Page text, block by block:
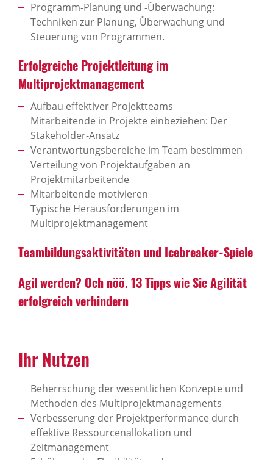
Programm-Planung und -Überwachung:
Techniken zur Planung, Überwachung und
Steuerung von Programmen.
Erfolgreiche Projektleitung im
Multiprojektmanagement
Aufbau effektiver Projektteams
Mitarbeitende in Projekte einbeziehen: Der
Stakeholder-Ansatz
Verantwortungsbereiche im Team bestimmen
Verteilung von Projektaufgaben an
Projektmitarbeitende
Mitarbeitende motivieren
Typische Herausforderungen im
Multiprojektmanagement
Teambildungsaktivitäten und Icebreaker-Spiele
Agil werden? Och nöö. 13 Tipps wie Sie Agilität
erfolgreich verhindern
Ihr Nutzen
Beherrschung der wesentlichen Konzepte und
Methoden des Multiprojektmanagements
Verbesserung der Projektperformance durch
effektive Ressourcenallokation und
Zeitmanagement